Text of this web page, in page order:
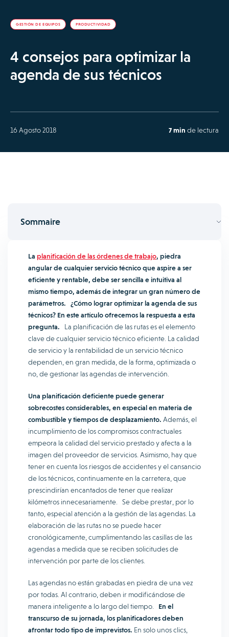
GESTIÓN DE EQUIPOS PRODUCTIVIDAD
4 consejos para optimizar la
agenda de sus técnicos
16 Agosto 2018 7 min de lectura
Sommaire
La planificación de las órdenes de trabajo, piedra
angular de cualquier servicio técnico que aspire a ser
eficiente y rentable, debe ser sencilla e intuitiva al
mismo tiempo, además de integrar un gran número de
parámetros. ¿Cómo lograr optimizar la agenda de sus
técnicos? En este artículo ofrecemos la respuesta a esta
pregunta. La planificación de las rutas es el elemento
clave de cualquier servicio técnico eficiente. La calidad
de servicio y la rentabilidad de un servicio técnico
dependen, en gran medida, de la forma, optimizada o
no, de gestionar las agendas de intervención.
Una planificación deficiente puede generar
sobrecostes considerables, en especial en materia de
combustible y tiempos de desplazamiento. Además, el
incumplimiento de los compromisos contractuales
empeora la calidad del servicio prestado y afecta a la
imagen del proveedor de servicios. Asimismo, hay que
tener en cuenta los riesgos de accidentes y el cansancio
de los técnicos, continuamente en la carretera, que
prescindirían encantados de tener que realizar
kilómetros innecesariamente. Se debe prestar, por lo
tanto, especial atención a la gestión de las agendas. La
elaboración de las rutas no se puede hacer
cronológicamente, cumplimentando las casillas de las
agendas a medida que se reciben solicitudes de
intervención por parte de los clientes.
Las agendas no están grabadas en piedra de una vez
por todas. Al contrario, deben ir modificándose de
manera inteligente a lo largo del tiempo. En el
transcurso de su jornada, los planificadores deben
afrontar todo tipo de imprevistos. En solo unos clics,